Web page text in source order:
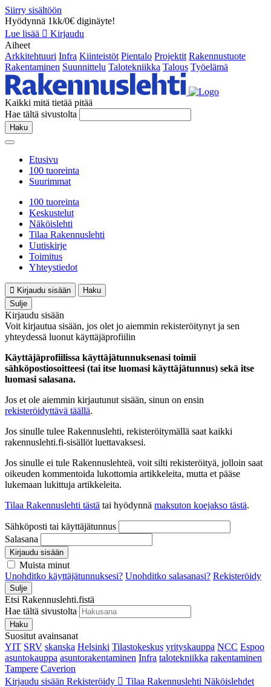
Siirry sisältöön
Hyödynnä 1kk/0€ diginäyte!
Lue lisää
Kirjaudu
Aiheet
Arkkitehtuuri Infra Kiinteistöt Pientalo Projektit Rakennustuote
Rakentaminen Suunnittelu Talotekniikka Talous Työelämä
Kaikki mitä tietää pitää
Hae tältä sivustolta
Haku
Etusivu
100 tuoreinta
Suurimmat
100 tuoreinta
Keskustelut
Näköislehti
Tilaa Rakennuslehti
Uutiskirje
Toimitus
Yhteystiedot
Kirjaudu sisään
Haku
Sulje
Kirjaudu sisään
Voit kirjautua sisään, jos olet jo aiemmin rekisteröitynyt ja sen
yhteydessä luonut käyttäjäprofiilin
Käyttäjäprofiilissa käyttäjätunnuksenasi toimii
sähköpostiosoitteesi (tai itse luomasi käyttäjätunnus) sekä itse
luomasi salasana.
Jos et ole aiemmin kirjautunut sisään, sinun on ensin
rekisteröidyttävä täällä.
Jos sinulle tulee Rakennuslehti, rekisteröitymällä saat kaikki
rakennuslehti.fi-sisällöt luettavaksesi.
Jos sinulle ei tule Rakennuslehteä, voit silti rekisteröityä, jolloin saat
oikeuden kommentoida lukottomia artikkeleita, mutta et pääse
lukemaan lukittuja artikkeleita.
Tilaa Rakennuslehti tästä tai hyödynnä maksuton koejakso tästä.
Sähköposti tai käyttäjätunnus
Salasana
Kirjaudu sisään
Muista minut
Unohditko käyttäjätunnuksesi? Unohditko salasanasi? Rekisteröidy
Sulje
Etsi Rakennuslehti.fistä
Hae tältä sivustolta
Haku
Suositut avainsanat
YIT SRV skanska Helsinki Tilastokeskus yrityskauppa NCC Espoo
asuntokauppa asuntorakentaminen Infra talotekniikka rakentaminen
Tampere Caverion
Kirjaudu sisään Rekisteröidy Tilaa Rakennuslehti Näköislehdet